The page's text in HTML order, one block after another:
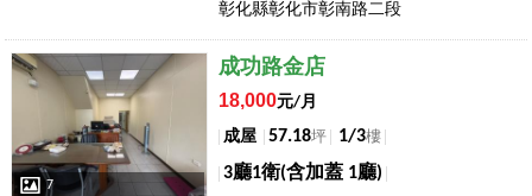
彰化縣彰化市彰南路二段
店長推薦
7
成功路金店
18,000元/月
成屋
57.18坪 1/3樓
3廳1衛(含加蓋 1廳)